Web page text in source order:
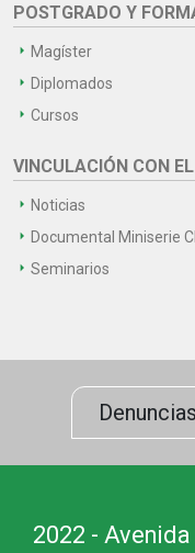
POSTGRADO Y
Magíster
Diplomados
Cursos
VINCULACIÓN CON
Noticias
Documental Miniserie
Seminarios
2022 -